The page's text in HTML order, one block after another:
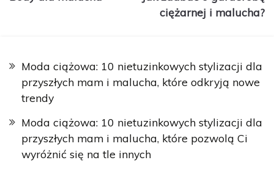
wpisu
ciężarnej i malucha?
Moda ciążowa: 10 nietuzinkowych stylizacji dla
przyszłych mam i malucha, które odkryją nowe
trendy
Moda ciążowa: 10 nietuzinkowych stylizacji dla
przyszłych mam i malucha, które pozwolą Ci
wyróżnić się na tle innych